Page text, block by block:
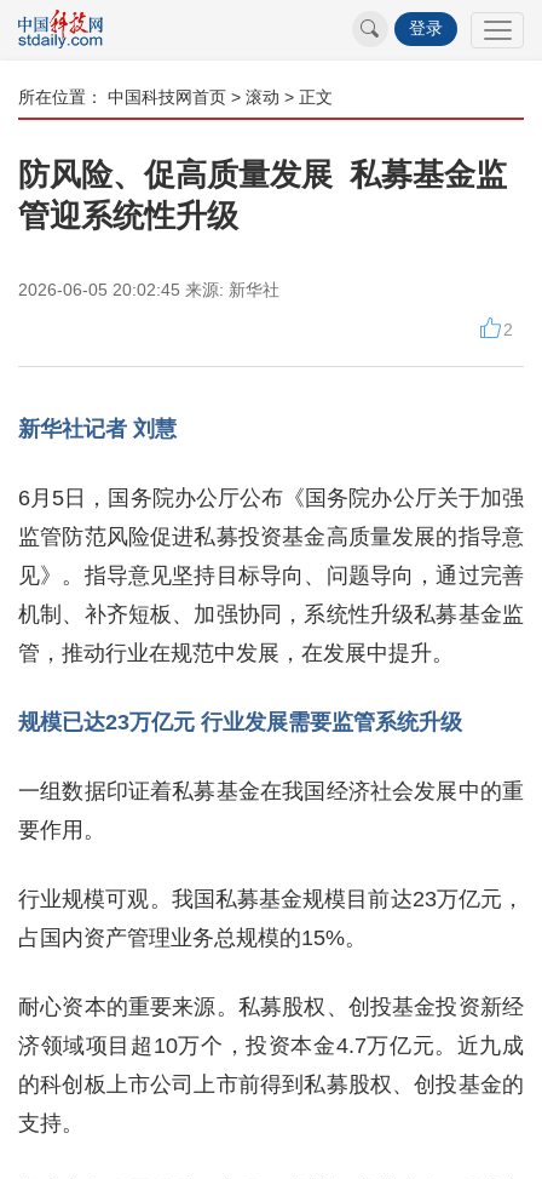
登录
所在位置： 中国科技网首页 > 滚动 > 正文
防风险、促高质量发展 私募基金监
管迎系统性升级
2026-06-05 20:02:45 来源: 新华社
2
新华社记者 刘慧
6月5日，国务院办公厅公布《国务院办公厅关于加强
监管防范风险促进私募投资基金高质量发展的指导意
见》。指导意见坚持目标导向、问题导向，通过完善
机制、补齐短板、加强协同，系统性升级私募基金监
管，推动行业在规范中发展，在发展中提升。
规模已达23万亿元 行业发展需要监管系统升级
一组数据印证着私募基金在我国经济社会发展中的重
要作用。
行业规模可观。我国私募基金规模目前达23万亿元，
占国内资产管理业务总规模的15%。
耐心资本的重要来源。私募股权、创投基金投资新经
济领域项目超10万个，投资本金4.7万亿元。近九成
的科创板上市公司上市前得到私募股权、创投基金的
支持。